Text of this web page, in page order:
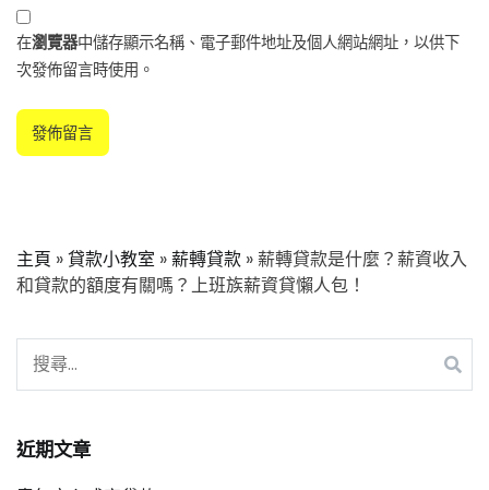
在瀏覽器中儲存顯示名稱、電子郵件地址及個人網站網址，以供下
次發佈留言時使用。
主頁 »貸款小教室 »薪轉貸款 »薪轉貸款是什麼？薪資收入
和貸款的額度有關嗎？上班族薪資貸懶人包！
字:
近期文章